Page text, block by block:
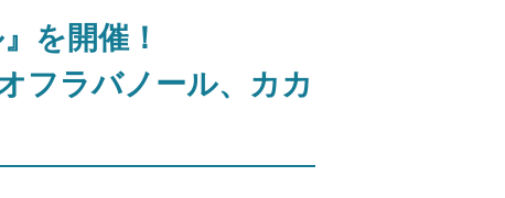
を開催！
フラバノール、カカ